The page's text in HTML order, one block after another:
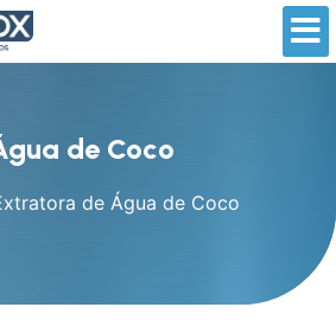
de Coco
de Água de Coco